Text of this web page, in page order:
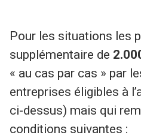
Pour les situations les
supplémentaire de
« au cas par cas » par
entreprises éligibles à
ci-dessus) mais qui
conditions suivantes :